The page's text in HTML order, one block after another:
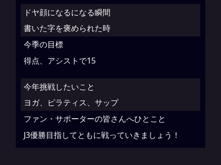
ドヤ顔になるになる瞬間
書いた字を褒められた時
今季の目標
得点、アシストで15
今年挑戦したいこと
ヨガ、ピラティス、サップ
ファン・サポーターの皆さんへひとこと
J3優勝目指してともに戦っていきましょう！